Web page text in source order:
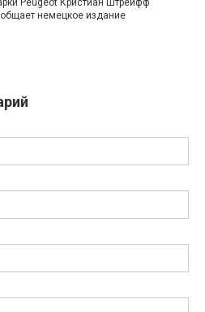
Peugeot Кристиан Штрейфф
немецкое издание